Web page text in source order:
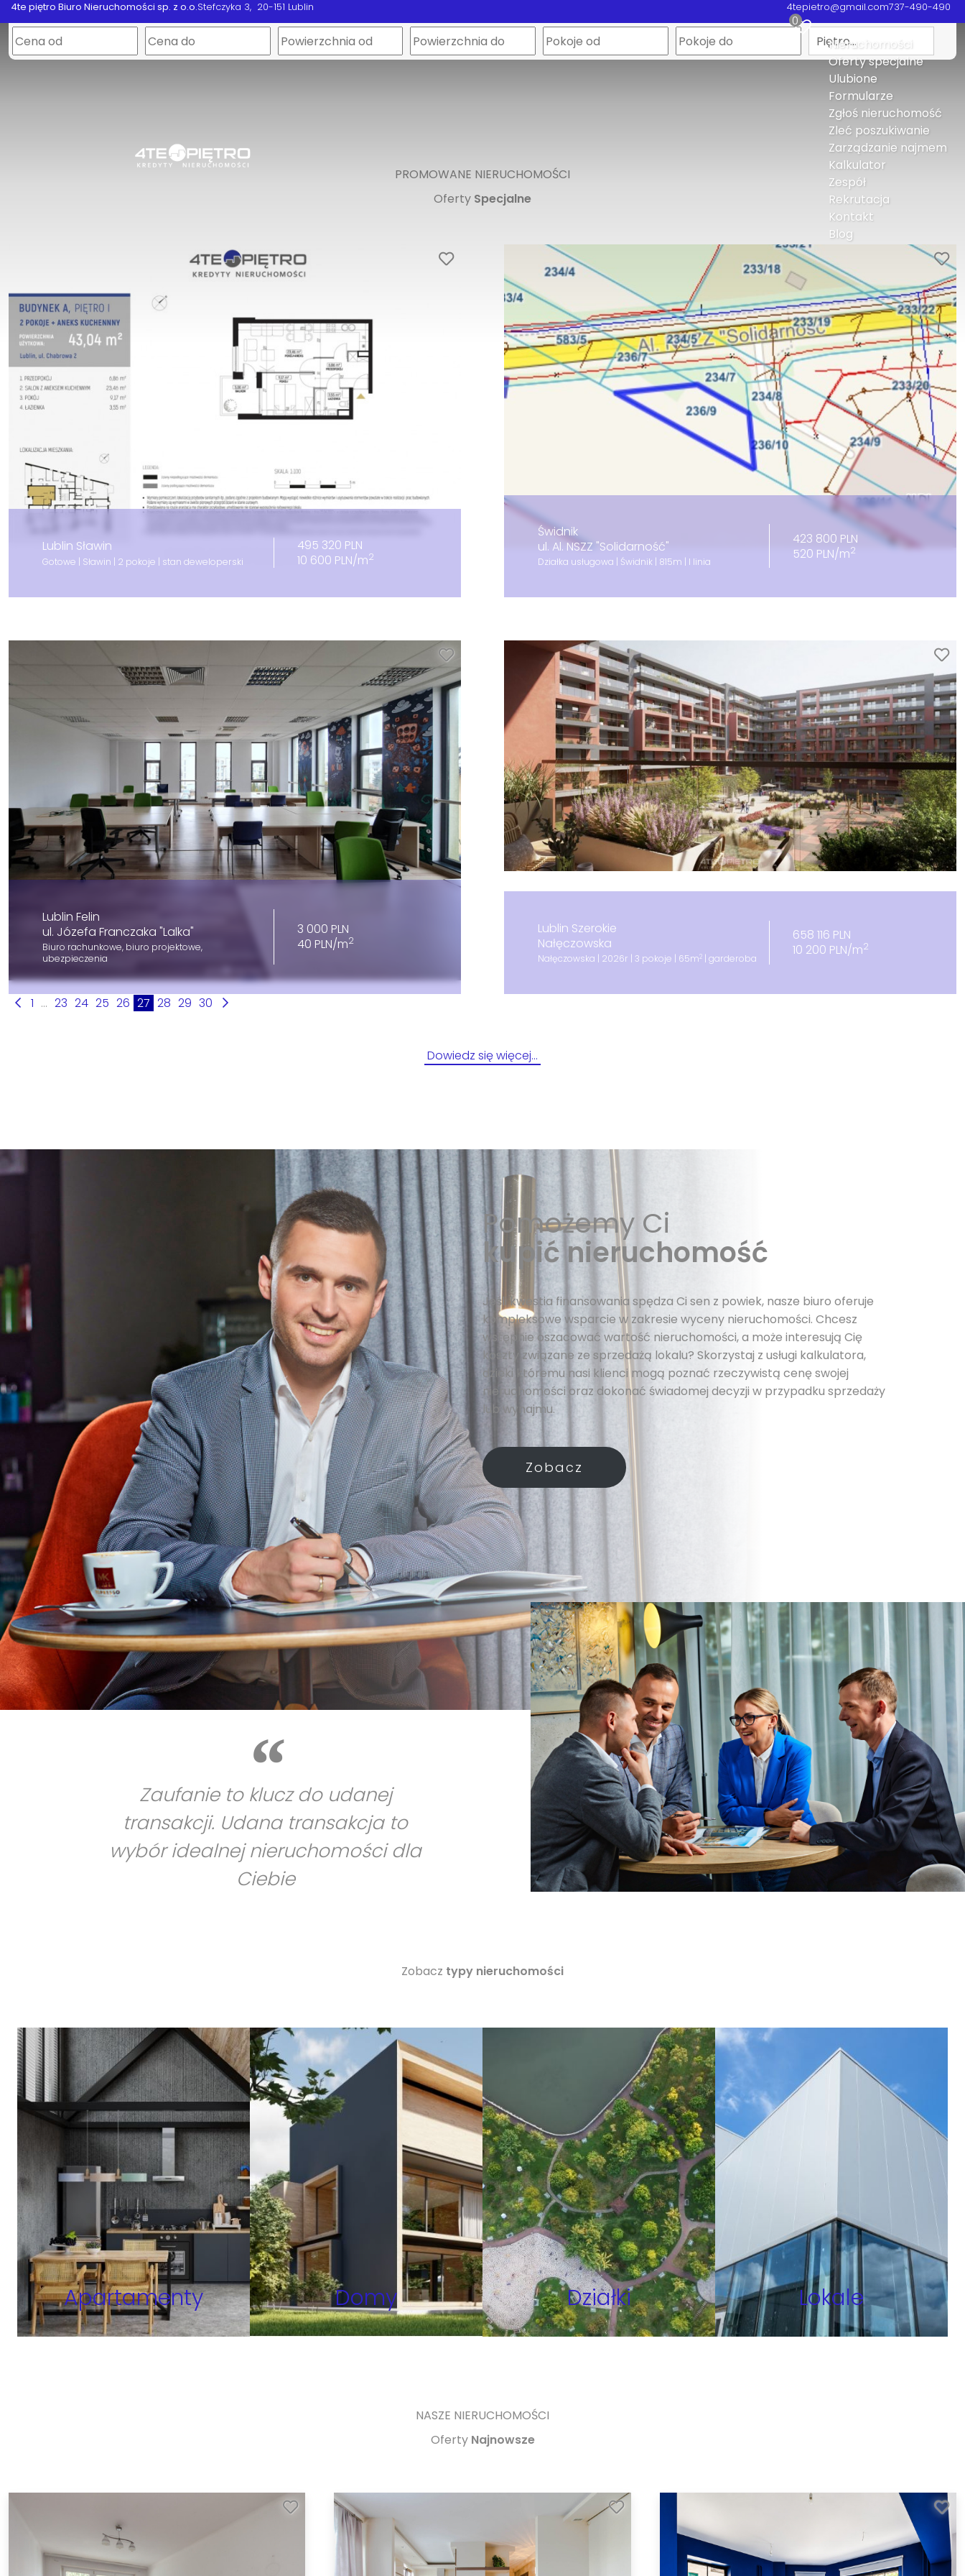
4te piętro Biuro Nieruchomości sp. z o.o.Stefczyka 3 20-151 Lublin 4tepietro@gmail.com737-490-490
0
Nieruchomości
Oferty specjalne
Ulubione
Formularze
Zgłoś nieruchomość
Zleć poszukiwanie
Zarządzanie najmem
Kalkulator
Zespół
Rekrutacja
Kontakt
Blog
Piętro…
PROMOWANE NIERUCHOMOŚCI
Oferty Specjalne
Lublin Sławin
Gotowe | Sławin | 2 pokoje | stan deweloperski
495 320 PLN
10 600 PLN/m2
Świdnik
ul. Al. NSZZ "Solidarność"
Działka usługowa | Świdnik | 815m | I linia
423 800 PLN
520 PLN/m2
Lublin Felin
ul. Józefa Franczaka "Lalka"
Biuro rachunkowe, biuro projektowe,
ubezpieczenia
3 000 PLN
40 PLN/m2
Lublin Szerokie
Nałęczowska
Nałęczowska | 2026r | 3 pokoje | 65m2 | garderoba
658 116 PLN
10 200 PLN/m2
1 ... 23 24 25 26 27 28 29 30
Dowiedz się więcej…
Pomożemy Ci
kupić nieruchomość
Jeśli kwestia finansowania spędza Ci sen z powiek, nasze biuro oferuje
kompleksowe wsparcie w zakresie wyceny nieruchomości. Chcesz
wstępnie oszacować wartość nieruchomości, a może interesują Cię
koszty związane ze sprzedażą lokalu? Skorzystaj z usługi kalkulatora,
dzięki któremu nasi klienci mogą poznać rzeczywistą cenę swojej
nieruchomości oraz dokonać świadomej decyzji w przypadku sprzedaży
lub wynajmu.
Zobacz
Zaufanie to klucz do udanej
transakcji. Udana transakcja to
wybór idealnej nieruchomości dla
Ciebie
Zobacz typy nieruchomości
Apartamenty Domy Działki Lokale
NASZE NIERUCHOMOŚCI
Oferty Najnowsze